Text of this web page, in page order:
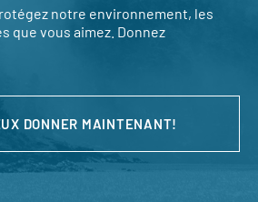
notre environnement, les
que vous aimez. Donnez
DONNER MAINTENANT!